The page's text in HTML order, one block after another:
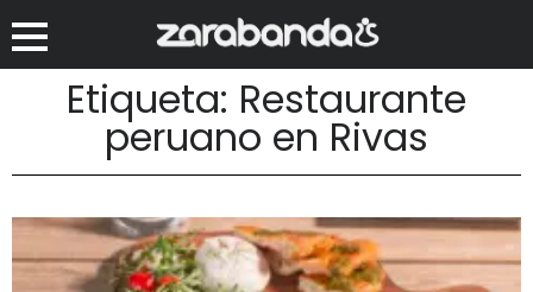
Etiqueta: Restaurante
peruano en Rivas